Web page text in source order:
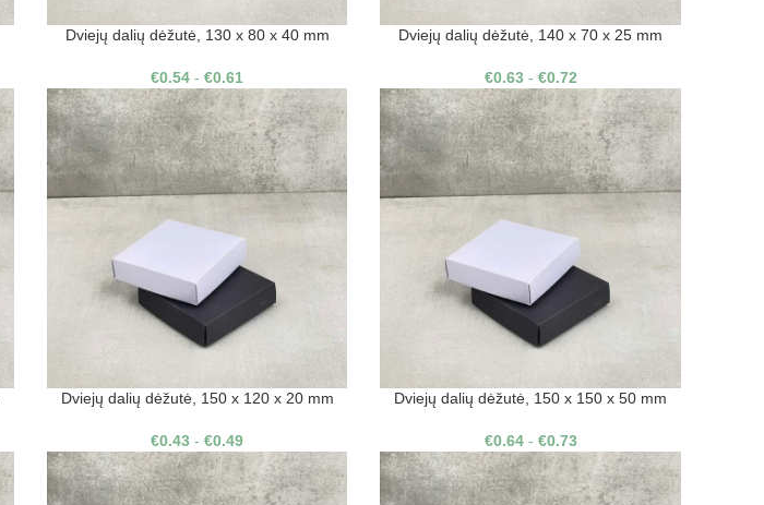
Dviejų dalių dėžutė, 130 x 80 x 40 mm
€0.54 -€0.61
Dviejų dalių dėžutė, 140 x 70 x 25 mm
€0.63- €0.72
Dviejų dalių dėžutė, 150 x 120 x 20 mm
€0.43 -€0.49
Dviejų dalių dėžutė, 150 x 150 x 50 mm
€0.64- €0.73